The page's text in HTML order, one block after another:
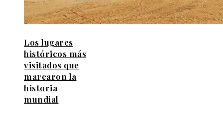
Los lugares
históricos más
visitados que
marcaron la
historia
mundial